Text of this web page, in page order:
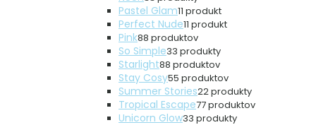
Pastel Glam11 produkt
Perfect Nude11 produkt
Pink88 produktov
So Simple33 produkty
Starlight88 produktov
Stay Cosy55 produktov
Summer Stories22 produkty
Tropical Escape77 produktov
Unicorn Glow33 produkty